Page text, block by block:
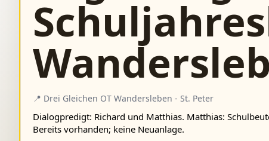
📍 Drei Gleichen OT Wandersleben - St. Peter
Dialogpredigt: Richard und Matthias. Matthias:
Bereits vorhanden; keine Neuanlage.